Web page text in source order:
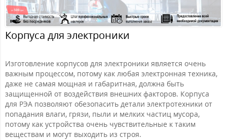
Корпуса для электроники
Изготовление корпусов для электроники является очень
важным процессом, потому как любая электронная техника,
даже не самая мощная и габаритная, должна быть
защищенной от воздействия внешних факторов. Корпуса
для РЭА позволяют обезопасить детали электротехники от
попадания влаги, грязи, пыли и мелких частиц мусора,
потому как устройства очень чувствительные к таким
веществам и могут выходить из строя.